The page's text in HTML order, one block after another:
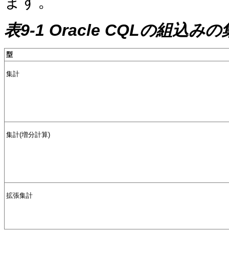
表9-1 Oracle CQLの組込みの
型
集計
集計(増分計算)
拡張集計